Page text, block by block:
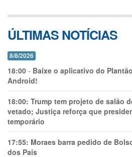
ÚLTIMAS NOTÍCIAS
8/8/2026
18:00 - Baixe o aplicativo do
Android!
18:00: Trump tem projeto de salão
vetado; Justiça reforça que
temporário
17:55: Moraes barra pedido de
dos Pais